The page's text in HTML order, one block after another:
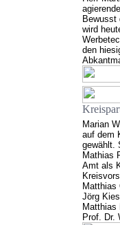
Bewusst
wird
den
Marian
auf dem
gewählt.
Mathias
Amt als
Matthias
Jörg
Matthias
Prof. Dr.